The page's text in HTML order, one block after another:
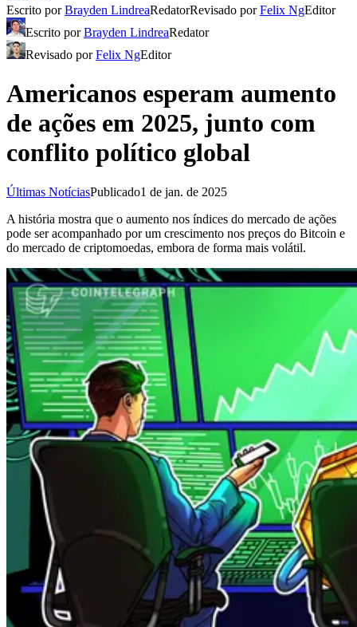
Escrito porBrayden LindreaRedatorRevisado porFelix NgEditor
Escrito porBrayden LindreaRedator
Revisado porFelix NgEditor
Americanos esperam aumento
de ações em 2025, junto com
conflito político global
Últimas NotíciasPublicado1 de jan. de 2025
A história mostra que o aumento nos índices do mercado de ações
pode ser acompanhado por um crescimento nos preços do Bitcoin e
do mercado de criptomoedas, embora de forma mais volátil.